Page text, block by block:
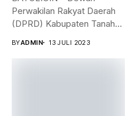
Perwakilan Rakyat Daerah
(DPRD) Kabupaten Tanah
BYADMIN 13 JULI 2023